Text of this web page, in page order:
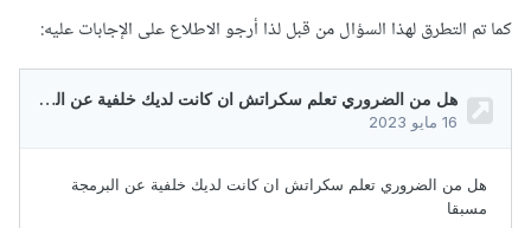
كما تم التطرق لهذا السؤال من قبل لذا أرجو الاطلاع على الإجابات عليه: